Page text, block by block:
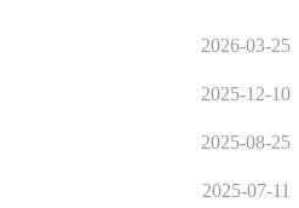
2026-03-25
2025-12-10
2025-08-25
2025-07-11